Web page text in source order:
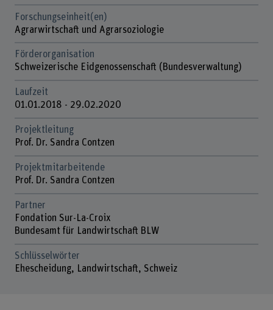
Forschungseinheit(en)
Agrarwirtschaft und Agrarsoziologie
Förderorganisation
Schweizerische Eidgenossenschaft (Bundesverwaltung)
Laufzeit
01.01.2018 - 29.02.2020
Projektleitung
Prof. Dr. Sandra Contzen
Projektmitarbeitende
Prof. Dr. Sandra Contzen
Partner
Fondation Sur-La-Croix
Bundesamt für Landwirtschaft BLW
Schlüsselwörter
Ehescheidung, Landwirtschaft, Schweiz